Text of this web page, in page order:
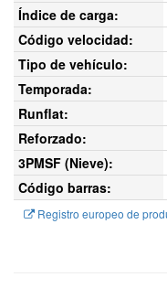
Índice de carga:
Código velocidad:
Tipo de vehículo:
Temporada:
Runflat:
Reforzado:
3PMSF (Nieve):
Código barras:
Registro europeo de